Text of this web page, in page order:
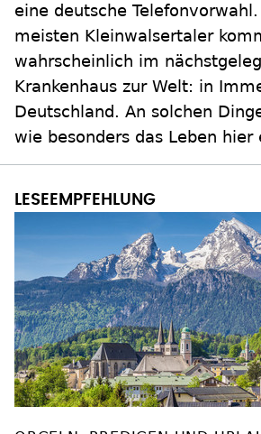
eine deutsche
meisten Kleinwalsertaler
wahrscheinlich im
Krankenhaus zur Welt: in
Deutschland. An solchen
wie besonders das Leben hier